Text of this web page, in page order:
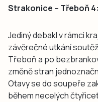
Strakonice – Třeboň
Jediný debakl v rámci
závěrečné utkání
Třeboň a po
změně stran
Otavy se do soupeře
během necelých